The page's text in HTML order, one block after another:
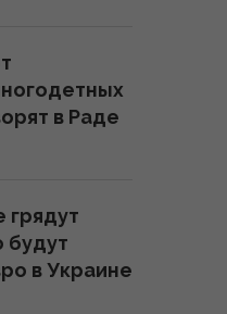
сроки
в Раде
грядут
будут
в Украине